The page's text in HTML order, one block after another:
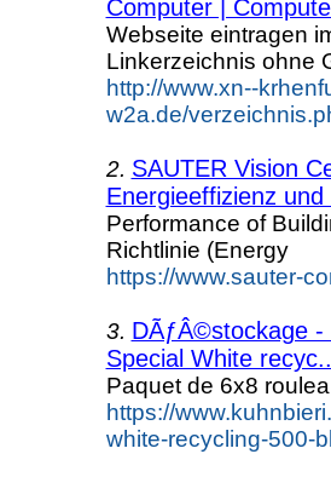
Computer |
Webseite eintragen
Linkerzeichnis ohne
http://www.xn--
w2a.de/
2. SAUTER Vision
Energieeffizienz
Performance of
Richtlinie (Energy
https://www.sauter-
3. DÃƒÂ©stockage
Special White
Paquet de 6x8
https://
white-recycling-500-